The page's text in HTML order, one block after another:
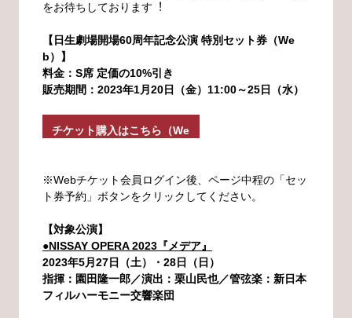
をお待ちしております︕
【日生劇場開場60周年記念公演 特別セット券（We
b）】
料金：S席 定価の10%引き
販売期間：2023年1月20日（金）11:00～25日（水）
チケット購入はこちら（We
※Webチケット会員ログイン後、ページ中程の「セッ
ト券予約」ボタンをクリックしてください。
【対象公演】
●NISSAY OPERA 2023『メデア』
2023年5月27日（土）・28日（日）
指揮：園田隆一郎／演出：栗山民也／管弦楽：新日本
フィルハーモニー交響楽団